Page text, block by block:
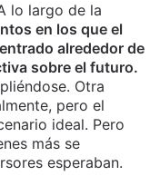
lo largo de la
en los que el
alrededor de
sobre el futuro.
Otra
pero el
ideal. Pero
más se
esperaban.